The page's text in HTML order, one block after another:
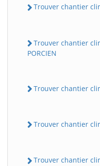
Trouver chantier
Trouver chantier
PORCIEN
Trouver chantier
Trouver chantier
Trouver chantier